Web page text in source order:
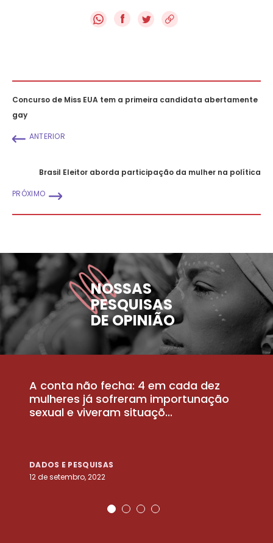
f
Concurso de Miss EUA tem a primeira candidata abertamente
gay
ANTERIOR
Brasil Eleitor aborda participação da mulher na política
PRÓXIMO
NOSSAS
PESQUISAS
DE OPINIÃO
A conta não fecha: 4 em cada dez
mulheres já sofreram importunação
sexual e viveram situaçõ...
DADOS E PESQUISAS
12 de setembro, 2022